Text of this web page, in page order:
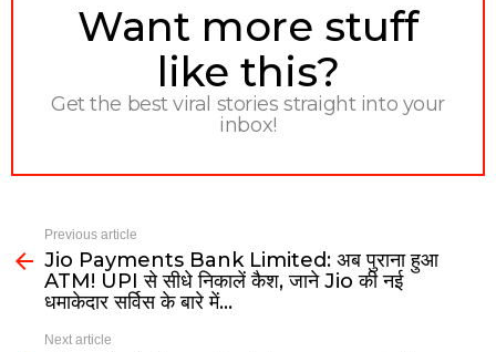
NEWSLETTER
Want more stuff
like this?
Get the best viral stories straight into your
inbox!
Previous article
Jio Payments Bank Limited: अब पुराना हुआ
ATM! UPI से सीधे निकालें कैश, जाने Jio की नई
धमाकेदार सर्विस के बारे में…
Next article